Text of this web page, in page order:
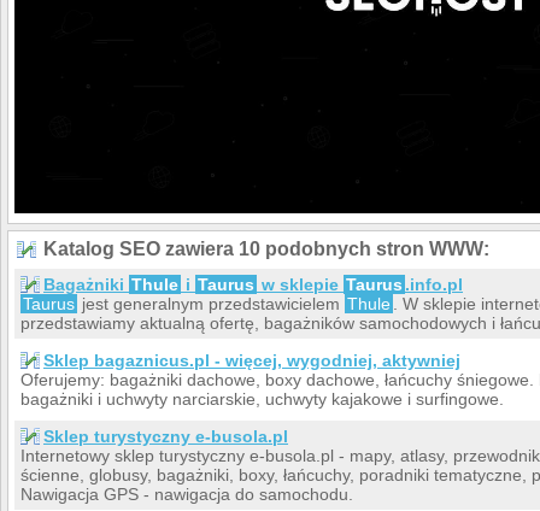
Katalog SEO zawiera 10 podobnych stron WWW:
Bagażniki Thule i Taurus w sklepie Taurus .info.pl
Taurus jest generalnym przedstawicielem Thule
. W sklepie
przedstawiamy aktualną ofertę, bagażników samochodowych i
Sklep bagaznicus.pl - więcej, wygodniej, aktywniej
Oferujemy: bagażniki dachowe, boxy dachowe, łańcuchy
bagażniki i uchwyty narciarskie, uchwyty kajakowe i surfingowe.
Sklep turystyczny e-busola.pl
Internetowy sklep turystyczny e-busola.pl - mapy, atlasy,
ścienne, globusy, bagażniki, boxy, łańcuchy, poradniki tematyczne,
Nawigacja GPS - nawigacja do samochodu.